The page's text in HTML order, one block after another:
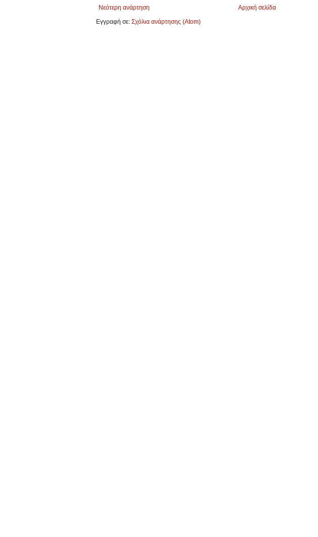
Νεότερη ανάρτηση
Αρχική σελίδα
Εγγραφή σε: Σχόλια ανάρτησης (Atom)